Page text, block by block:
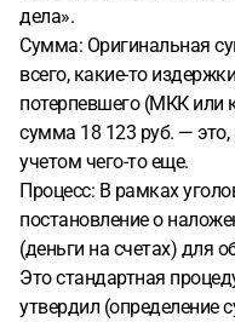
дела».
Сумма: Оригинальная
всего, какие-то
потерпевшего (МКК или
сумма 18 123 руб. —
учетом чего-то еще.
Процесс: В рамках
постановление о
(деньги на счетах) для
Это стандартная
утвердил (определение